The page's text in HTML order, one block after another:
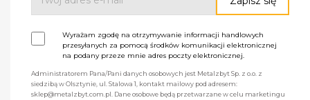
Wyrażam zgodę na otrzymywanie informacji handlowych
przesyłanych za pomocą środków komunikacji elektronicznej
na podany przeze mnie adres poczty elektronicznej.
Administratorem Pana/Pani danych osobowych jest Metalzbyt Sp. z o.o. z
siedzibą w Olsztynie, ul. Stalowa 1, kontakt mailowy pod adresem:
sklep@metalzbyt.com.pl. Dane osobowe będą przetwarzane w celu marketingu